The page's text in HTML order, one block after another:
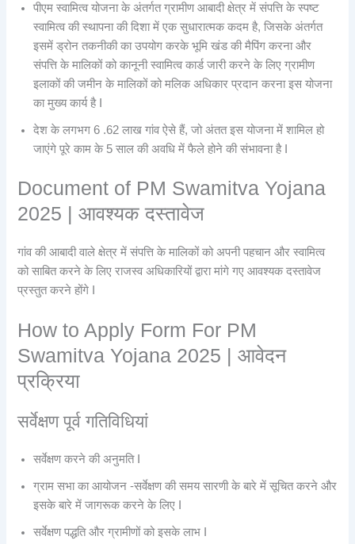
पीएम स्वामित्व योजना के अंतर्गत ग्रामीण आबादी क्षेत्र में संपत्ति के स्पष्ट
स्वामित्व की स्थापना की दिशा में एक सुधारात्मक कदम है, जिसके अंतर्गत
इसमें ड्रोन तकनीकी का उपयोग करके भूमि खंड की मैपिंग करना और
संपत्ति के मालिकों को कानूनी स्वामित्व कार्ड जारी करने के लिए ग्रामीण
इलाकों की जमीन के मालिकों को मलिक अधिकार प्रदान करना इस योजना
का मुख्य कार्य है I
देश के लगभग 6 .62 लाख गांव ऐसे हैं, जो अंतत इस योजना में शामिल हो
जाएंगे पूरे काम के 5 साल की अवधि में फैले होने की संभावना है I
Document of PM Swamitva Yojana
2025 | आवश्यक दस्तावेज
गांव की आबादी वाले क्षेत्र में संपत्ति के मालिकों को अपनी पहचान और स्वामित्व
को साबित करने के लिए राजस्व अधिकारियों द्वारा मांगे गए आवश्यक दस्तावेज
प्रस्तुत करने होंगे I
How to Apply Form For PM
Swamitva Yojana 2025 | आवेदन
प्रक्रिया
सर्वेक्षण पूर्व गतिविधियां
सर्वेक्षण करने की अनुमति I
ग्राम सभा का आयोजन -सर्वेक्षण की समय सारणी के बारे में सूचित करने और
इसके बारे में जागरूक करने के लिए I
सर्वेक्षण पद्धति और ग्रामीणों को इसके लाभ I